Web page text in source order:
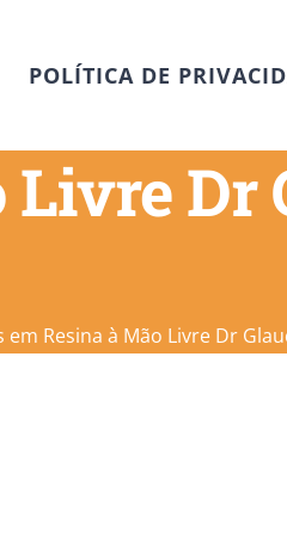
POLÍTICA DE
Dr
Resina à Mão Livre Dr